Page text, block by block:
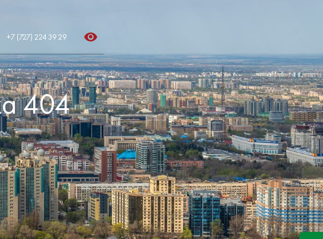
+7 (727) 224 39 29
404